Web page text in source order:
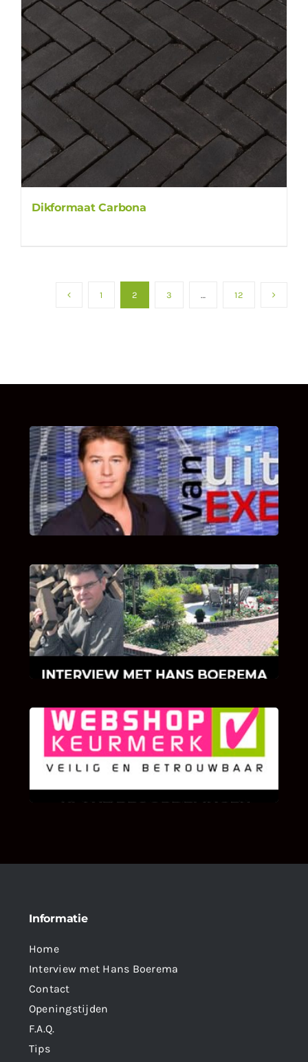
Dikformaat Carbona
1 2 3 … 12
UITSTEL VAN EXECUTIE
Bekijk hier de fragmenten van de deelname
van Bricks and Stones aan dit programma.
INTERVIEW MET HANS BOEREMA
Hoe Bricks and Stones ontstaan is en wat
Hans Boerema motiveert in de wereld van
klinkers en tegels!
KLANT BEOORDELINGEN
We zijn er zeer op gesteld om te weten wat u
als klant van ons en onze diensten vindt.
Informatie
Home
Interview met Hans Boerema
Contact
Openingstijden
F.A.Q.
Tips